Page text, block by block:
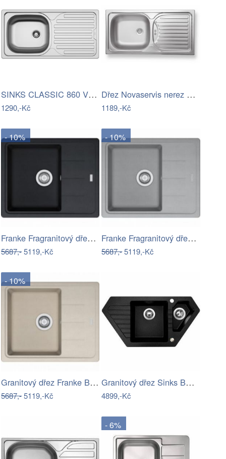
SINKS CLASSIC 860 V 0,6mm matný
1290,-Kč
Dřez Novaservis nerez DR43/86
1189,-Kč
- 10%
Franke Fragranitový dřez BFG 611-62,…
5687,-5119,-Kč
- 10%
Franke Fragranitový dřez BFG 611-62,…
5687,-5119,-Kč
- 10%
Granitový dřez Franke BFG 611-62 Sahara
5687,-5119,-Kč
Granitový dřez Sinks BRAVO 850.1…
4899,-Kč
- 6%